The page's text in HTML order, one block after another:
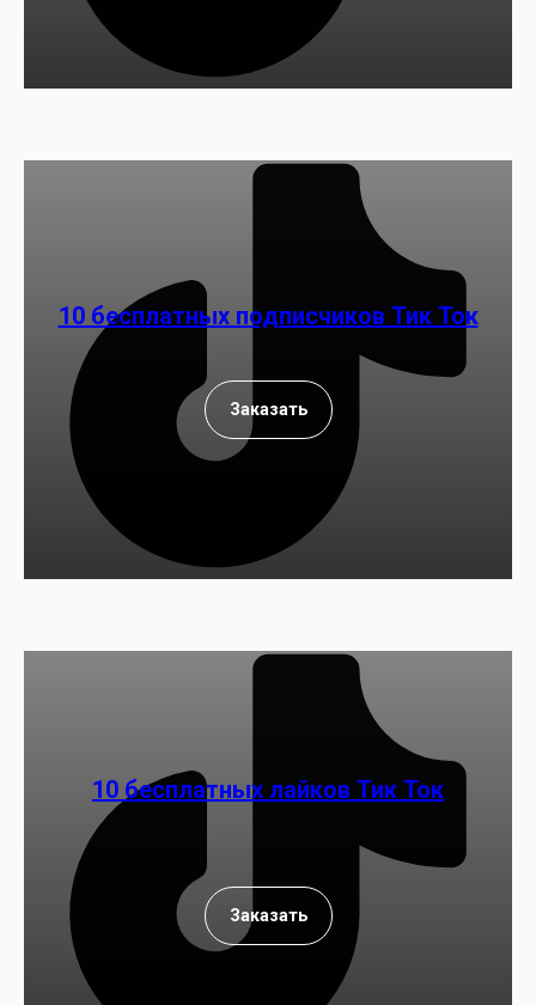
10 бесплатных подписчиков Тик Ток
Заказать
10 бесплатных лайков Тик Ток
Заказать